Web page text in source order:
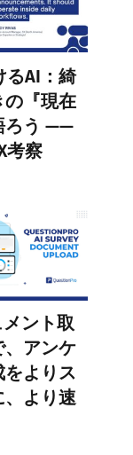
るAI：綺
の『現在
ろう ——
考察
ント取
、アンケ
よりス
、より速